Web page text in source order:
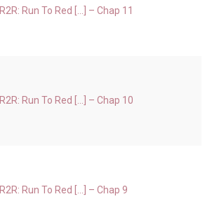
R2R: Run To Red [...] – Chap 11
R2R: Run To Red [...] – Chap 10
R2R: Run To Red [...] – Chap 9